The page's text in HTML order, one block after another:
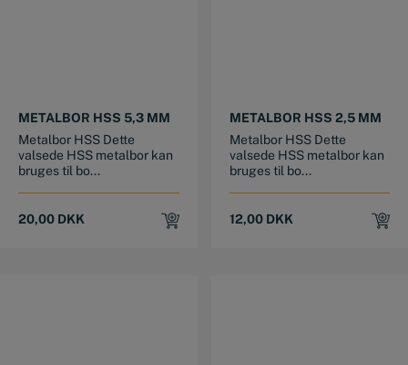
METALBOR HSS 5,3 MM
Metalbor HSS Dette
valsede HSS metalbor kan
bruges til bo...
20,00 DKK
METALBOR HSS 2,5 MM
Metalbor HSS Dette
valsede HSS metalbor kan
bruges til bo...
12,00 DKK